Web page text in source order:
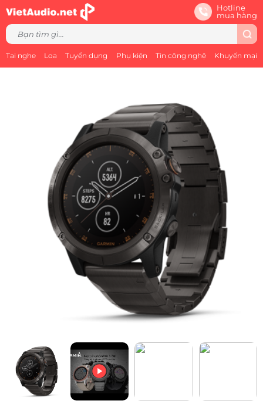
Hotline
mua hàng
Tai nghe Loa Tuyển dụng Phụ kiện Tin công nghệ Khuyến mại